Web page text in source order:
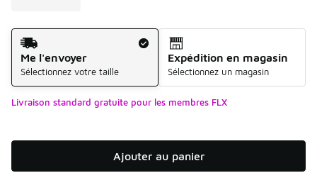
Mode d'expédition
Me l'envoyer
Sélectionnez votre taille
Expédition en magasin
Sélectionnez un magasin
Livraison standard gratuite pour les membres FLX
Ajouter au panier